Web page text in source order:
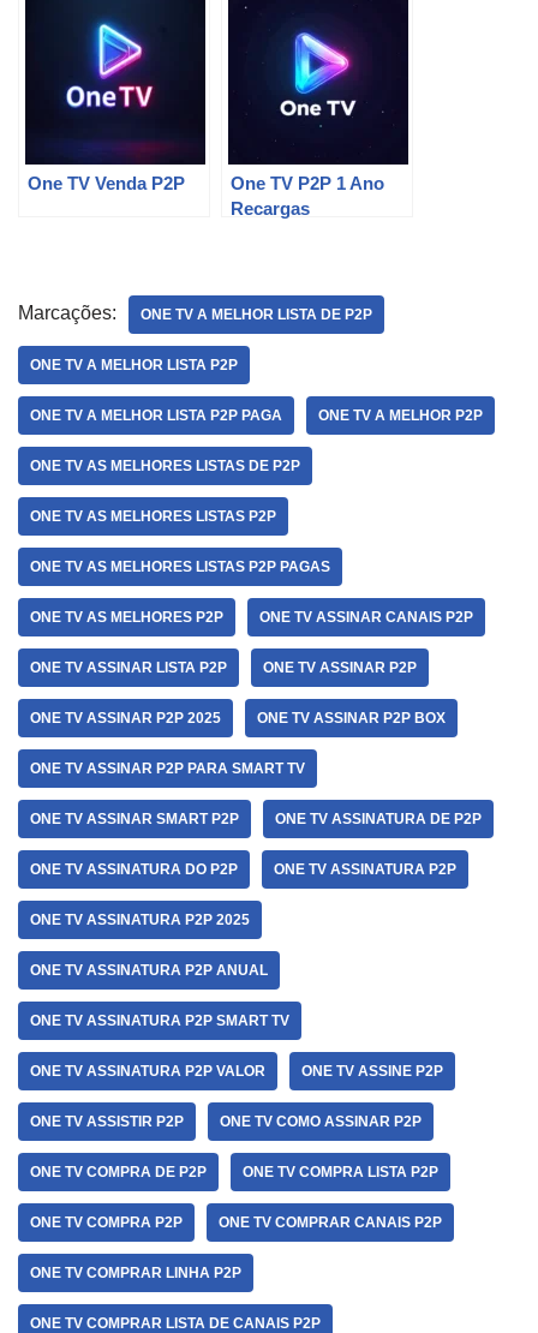
One TV Venda P2P
One TV P2P 1 Ano
Recargas
Marcações: ONE TV A MELHOR LISTA DE P2P
ONE TV A MELHOR LISTA P2P
ONE TV A MELHOR LISTA P2P PAGA ONE TV A MELHOR P2P
ONE TV AS MELHORES LISTAS DE P2P
ONE TV AS MELHORES LISTAS P2P
ONE TV AS MELHORES LISTAS P2P PAGAS
ONE TV AS MELHORES P2P ONE TV ASSINAR CANAIS P2P
ONE TV ASSINAR LISTA P2P ONE TV ASSINAR P2P
ONE TV ASSINAR P2P 2025 ONE TV ASSINAR P2P BOX
ONE TV ASSINAR P2P PARA SMART TV
ONE TV ASSINAR SMART P2P ONE TV ASSINATURA DE P2P
ONE TV ASSINATURA DO P2P ONE TV ASSINATURA P2P
ONE TV ASSINATURA P2P 2025
ONE TV ASSINATURA P2P ANUAL
ONE TV ASSINATURA P2P SMART TV
ONE TV ASSINATURA P2P VALOR ONE TV ASSINE P2P
ONE TV ASSISTIR P2P ONE TV COMO ASSINAR P2P
ONE TV COMPRA DE P2P ONE TV COMPRA LISTA P2P
ONE TV COMPRA P2P ONE TV COMPRAR CANAIS P2P
ONE TV COMPRAR LINHA P2P
ONE TV COMPRAR LISTA DE CANAIS P2P